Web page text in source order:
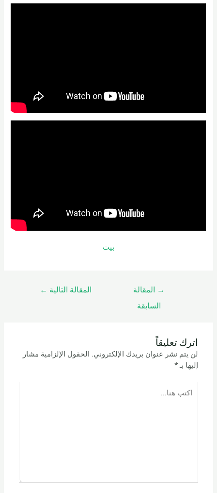
بيت
→
المقالة
السابقة
المقالة التالية ←
اترك تعليقاً
لن يتم نشر عنوان بريدك الإلكتروني. الحقول الإلزامية مشار
إليها بـ*
هنا...